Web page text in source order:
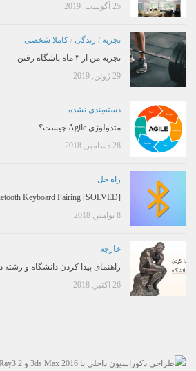
25 آگوست, 2019
تجربه / زندگی / کاملا شخصی
تجربه من از ۳ ماه باشگاه رفتن
29 ژوئن, 2019
دسته‌بندی نشده
متدولوژی Agile چیست؟
28 دسامبر, 2018
راه حل
[SOLVED] Bluetooth Keyboard Pairing
8 نوامبر, 2018
خارجه
راهنمای پیدا کردن دانشگاه و رشته
26 اکتبر, 2018